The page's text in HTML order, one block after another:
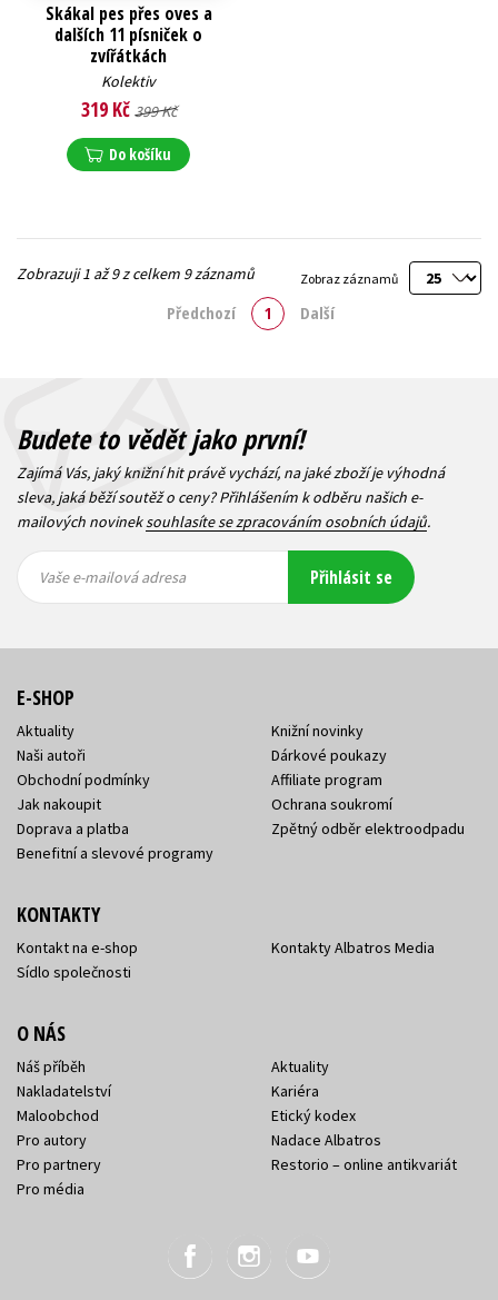
Skákal pes přes oves a
dalších 11 písniček o
zvířátkách
Kolektiv
319 Kč 399 Kč
Do košíku
Zobraz záznamů
Zobrazuji 1 až 9 z celkem 9 záznamů
Předchozí 1 Další
Budete to vědět jako první!
Zajímá Vás, jaký knižní hit právě vychází, na jaké zboží je výhodná
sleva, jaká běží soutěž o ceny? Přihlášením k odběru našich e-
mailových novineksouhlasíte se zpracováním osobních údajů.
mailová
mailová
Vaše e-mailová adresa Přihlásit se
E-SHOP
Aktuality
Naši autoři
Obchodní podmínky
Jak nakoupit
Doprava a platba
Benefitní a slevové programy
Knižní novinky
Dárkové poukazy
Affiliate program
Ochrana soukromí
Zpětný odběr elektroodpadu
KONTAKTY
Kontakt na e-shop
Sídlo společnosti
Kontakty Albatros Media
O NÁS
Náš příběh
Nakladatelství
Maloobchod
Pro autory
Pro partnery
Pro média
Aktuality
Kariéra
Etický kodex
Nadace Albatros
Restorio – online antikvariát